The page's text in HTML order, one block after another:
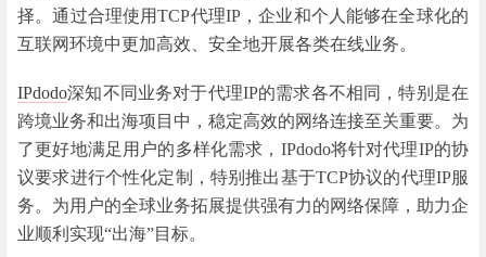
择。通过合理使用TCP代理IP，企业和个人能够在全球化的
互联网环境中更加高效、安全地开展各类在线业务。
IPdodo深知不同业务对于代理IP的需求各不相同，特别是在
跨境业务和出海项目中，稳定高效的网络连接至关重要。为
了更好地满足用户的多样化需求，IPdodo将针对代理IP的协
议要求进行个性化定制，特别推出基于TCP协议的代理IP服
务。为用户的全球业务拓展提供强有力的网络保障，助力企
业顺利实现“出海”目标。